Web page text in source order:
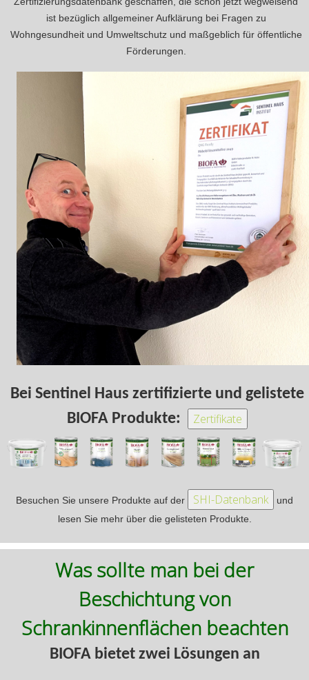
ist bezüglich allgemeiner Aufklärung bei Fragen zu
Wohngesundheit und Umweltschutz und maßgeblich für öffentliche
Förderungen.
Bei Sentinel Haus zertifizierte und gelistete
BIOFA Produkte:
Besuchen Sie unsere Produkte auf der
und
lesen Sie mehr über die gelisteten Produkte.
Was sollte man bei der
Beschichtung von
Schrankinnenflächen beachten
BIOFA bietet zwei Lösungen an